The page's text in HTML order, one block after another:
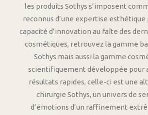
les produits Sothys s’imposent
reconnus d’une expertise esthétique
capacité d’innovation au faîte des
cosmétiques, retrouvez la gamme
Sothys mais aussi la gamme
scientifiquement développée pour
résultats rapides, celle-ci est une
chirurgie Sothys, un univers de
d’émotions d’un raffinement